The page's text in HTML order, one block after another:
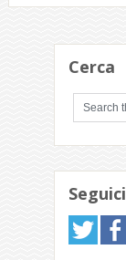
Cerca
Seguici